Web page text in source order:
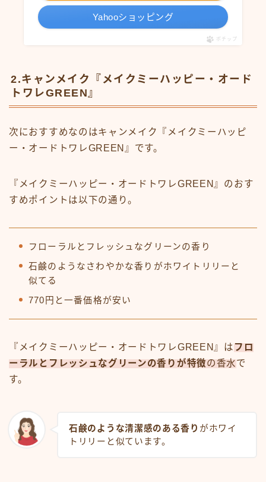
Yahooショッピング
ポチップ
2.キャンメイク『メイクミーハッピー・オード
トワレGREEN』
次におすすめなのはキャンメイク『メイクミーハッピ
ー・オードトワレGREEN』です。
『メイクミーハッピー・オードトワレGREEN』のおす
すめポイントは以下の通り。
フローラルとフレッシュなグリーンの香り
石鹸のようなさわやかな香りがホワイトリリーと
似てる
770円と一番価格が安い
『メイクミーハッピー・オードトワレGREEN』は フロ
ーラルとフレッシュなグリーンの香りが特徴の香水 で
す。
石鹸のような清潔感のある香り がホワイ
トリリーと似ています。